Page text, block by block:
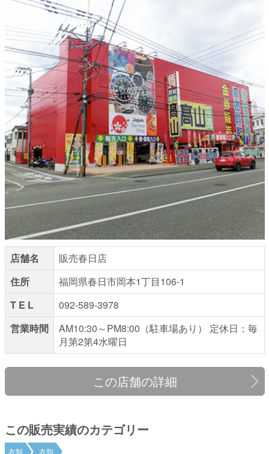
店舗名
販売春日店
住所
福岡県春日市岡本1丁目106-1
T E L
092-589-3978
営業時間
AM10:30～PM8:00（駐車場あり） 定休日：毎
月第2第4水曜日
この店舗の詳細
この販売実績のカテゴリー
衣類 衣類